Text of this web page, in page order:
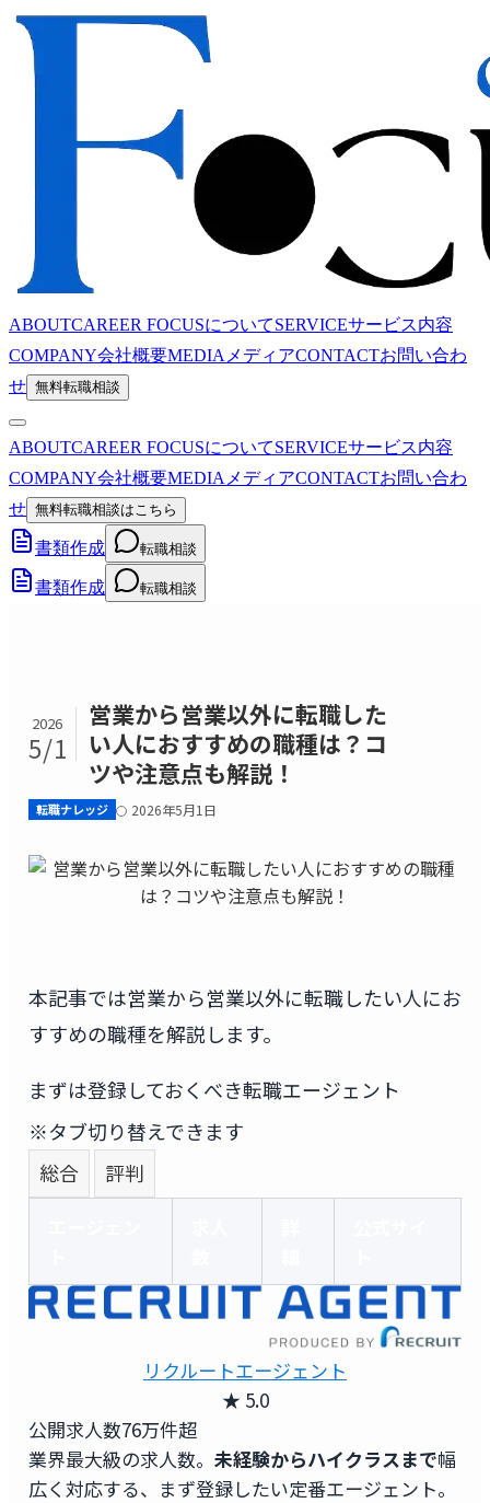
ABOUTCAREER FOCUSについてSERVICEサービス内容
COMPANY会社概要MEDIA メディアCONTACTお問い合わ
せ 無料転職相談
ABOUTCAREER FOCUSについてSERVICEサービス内容
COMPANY会社概要MEDIA メディアCONTACTお問い合わ
せ 無料転職相談はこちら
書類作成 転職相談
書類作成 転職相談
2026
5/1
営業から営業以外に転職した
い人におすすめの職種は？コ
ツや注意点も解説！
転職ナレッジ 2026年5月1日
本記事では営業から営業以外に転職したい人にお
すすめの職種を解説します。
まずは登録しておくべき転職エージェント
※タブ切り替えできます
総合
評判
リクルートエージェント
★ 5.0
公開求人数76万件超
業界最大級の求人数。 未経験からハイクラスまで幅
広く対応する、まず登録したい定番エージェント。